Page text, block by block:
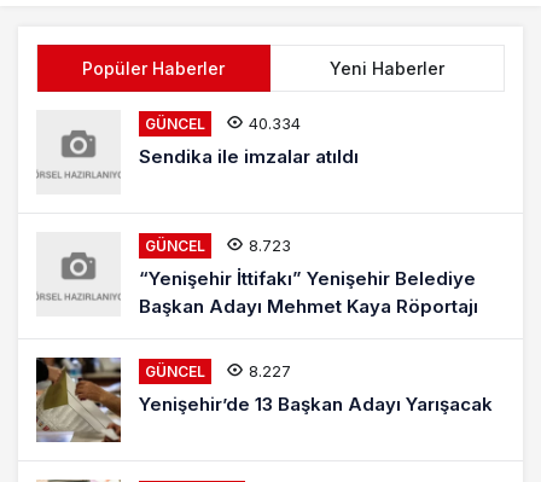
Popüler Haberler Yeni Haberler
GÜNCEL 40.334
Sendika ile imzalar atıldı
GÜNCEL 8.723
“Yenişehir İttifakı” Yenişehir Belediye
Başkan Adayı Mehmet Kaya Röportajı
GÜNCEL 8.227
Yenişehir’de 13 Başkan Adayı Yarışacak